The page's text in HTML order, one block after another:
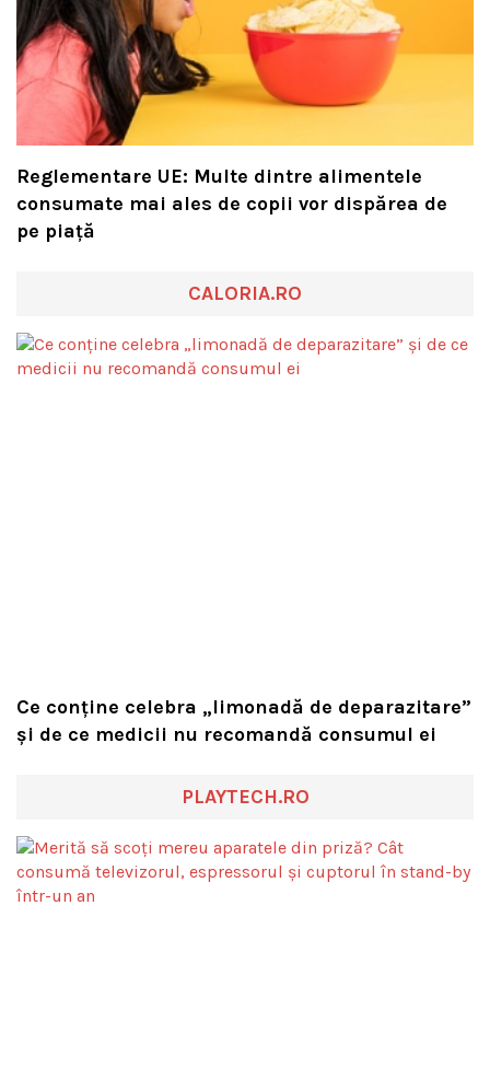
Reglementare UE: Multe dintre alimentele
consumate mai ales de copii vor dispărea de
pe piață
CALORIA.RO
Ce conține celebra „limonadă de deparazitare”
și de ce medicii nu recomandă consumul ei
PLAYTECH.RO